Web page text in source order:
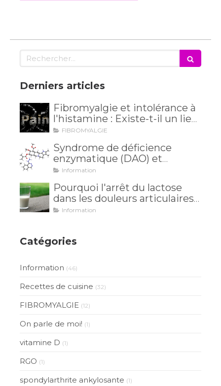
Rechercher
Derniers articles
Fibromyalgie et intolérance à
l'histamine : Existe-t-il un lien
méconnu ?
FIBROMYALGIE
Syndrome de déficience
enzymatique (DAO) et
intolérance à l'histamine: et si
Information
Pourquoi l'arrêt du lactose
dans les douleurs articulaires
est inutile?
Information
Catégories
Information (46)
Recettes de cuisine (32)
FIBROMYALGIE (12)
On parle de moi! (1)
vitamine D (1)
RGO (1)
spondylarthrite ankylosante (1)